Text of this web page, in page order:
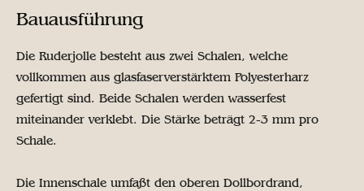
Bauausführung
Die Ruderjolle besteht aus zwei Schalen, welche
vollkommen aus glasfaserverstärktem Polyesterharz
gefertigt sind. Beide Schalen werden wasserfest
miteinander verklebt. Die Stärke beträgt 2-3 mm pro
Schale.
Die Innenschale umfaßt den oberen Dollbordrand,